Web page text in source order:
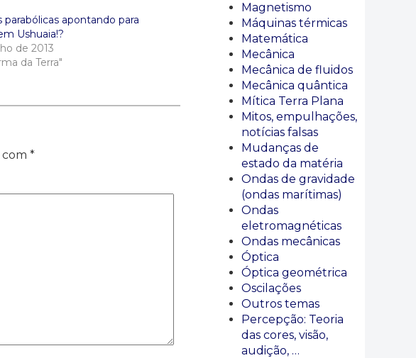
parabólicas apontando para
Ushuaia!?
de 2013
da Terra"
com *
Magnetismo
Máquinas térmicas
Matemática
Mecânica
Mecânica de fluidos
Mecânica quântica
Mítica Terra Plana
Mitos, empulhações,
notícias falsas
Mudanças de
estado da matéria
Ondas de gravidade
(ondas marítimas)
Ondas
eletromagnéticas
Ondas mecânicas
Óptica
Óptica geométrica
Oscilações
Outros temas
Percepção: Teoria
das cores, visão,
audição, …